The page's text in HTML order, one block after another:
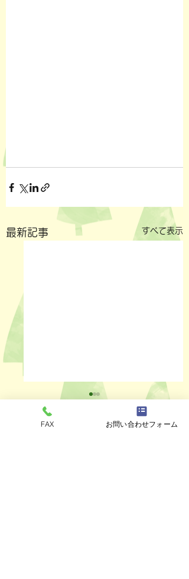
最新記事 すべて表示
FAX お問い合わせフォーム